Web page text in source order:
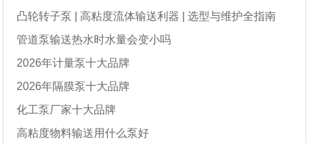
凸轮转子泵 | 高粘度流体输送利器 | 选型与维护全指南
管道泵输送热水时水量会变小吗
2026年计量泵十大品牌
2026年隔膜泵十大品牌
化工泵厂家十大品牌
高粘度物料输送用什么泵好